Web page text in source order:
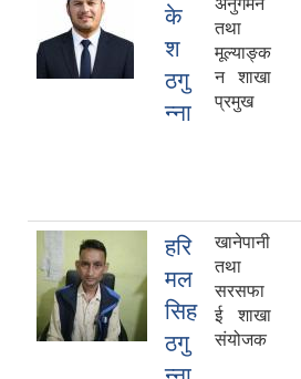
के
श
ठगु
न्ना
अनुगमन
तथा
मूल्याङ्क
न शाखा
प्रमुख
हरि
मल
सिह
ठगु
खानेपानी
तथा
सरसफा
ई शाखा
संयोजक